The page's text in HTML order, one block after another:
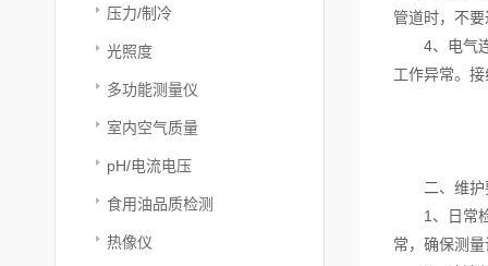
压力/制冷
光照度
多功能测量仪
室内空气质量
pH/电流电压
食用油品质检测
热像仪
管道时，不
4、电气连
工作异常。
二、维护
1、日常检
常，确保测